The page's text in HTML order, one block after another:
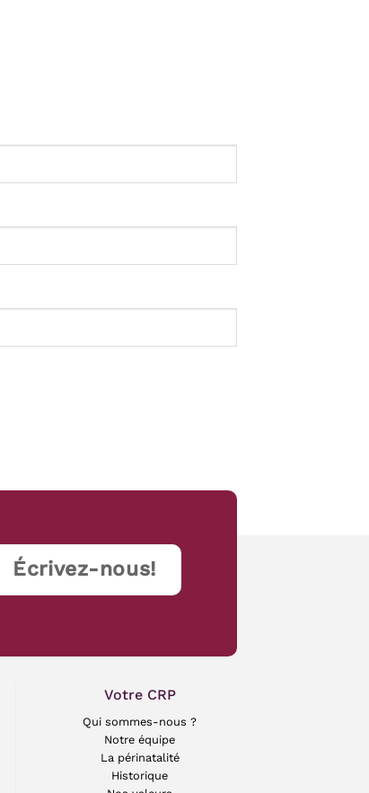
Écrivez-nous!
Votre CRP
Qui sommes-nous ?
Notre équipe
La périnatalité
Historique